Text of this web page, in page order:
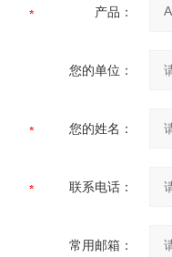
产品：
您的单位：
您的姓名：
联系电话：
常用邮箱：